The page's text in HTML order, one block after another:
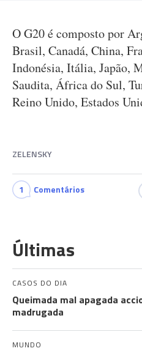
O G20 é composto por
Brasil, Canadá, China,
Indonésia, Itália, Japão,
Saudita, África do Sul,
Reino Unido, Estados
ZELENSKY
1 Comentários
Últimas
CASOS DO DIA
Queimada mal apagada
madrugada
MUNDO